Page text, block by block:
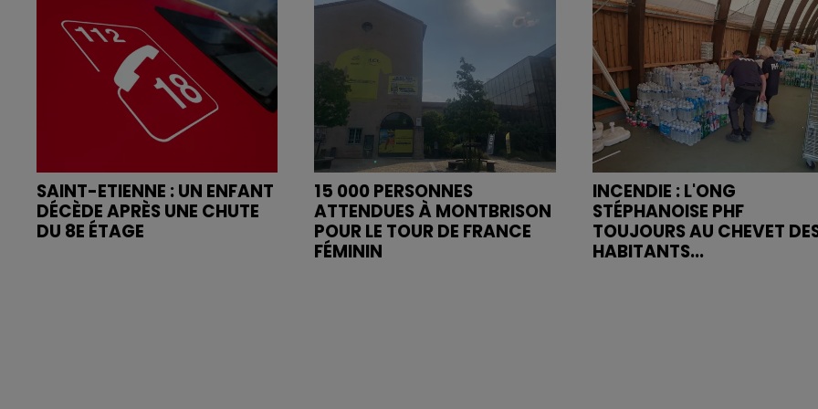
SAINT-ETIENNE : UN ENFANT
DÉCÈDE APRÈS UNE CHUTE
DU 8E ÉTAGE
15 000 PERSONNES
ATTENDUES À MONTBRISON
POUR LE TOUR DE FRANCE
FÉMININ
INCENDIE : L'ONG
STÉPHANOISE PHF
TOUJOURS AU CHEVET
HABITANTS...